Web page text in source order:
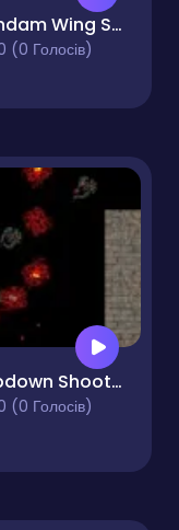
Gundam Wing Space Emperor
(0 Голосів)
Topdown Shooter Game
(0 Голосів)